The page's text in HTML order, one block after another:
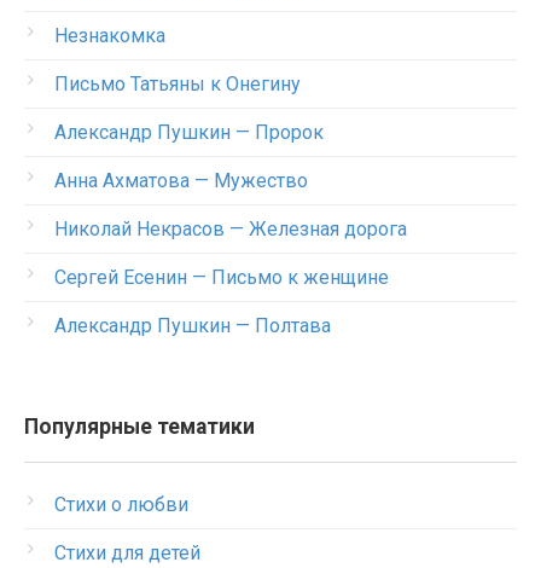
Незнакомка
Письмо Татьяны к Онегину
Александр Пушкин — Пророк
Анна Ахматова — Мужество
Николай Некрасов — Железная дорога
Сергей Есенин — Письмо к женщине
Александр Пушкин — Полтава
Популярные тематики
Стихи о любви
Стихи для детей